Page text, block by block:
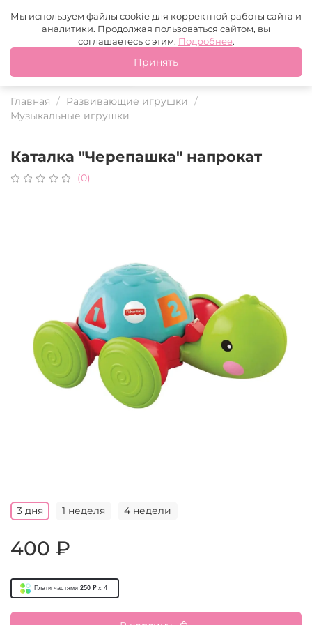
Москва +7 (499) 110-97-95 MAX Tg
Это ваш город?
Главная
Развивающие игрушки
Музыкальные игрушки
Каталка "Черепашка" напрокат
(0)
3 дня 1 неделя 4 недели
400 ₽
Плати частями 250 ₽ x 4
Мы используем файлы cookie для корректной работы сайта и
аналитики. Продолжая пользоваться сайтом, вы
соглашаетесь с этим. Подробнее.
Принять